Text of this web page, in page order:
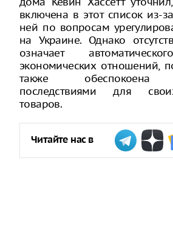
включена в этот список из-
ней по вопросам
на Украине. Однако
означает
экономических отношений,
также обеспокоена
последствиями для
товаров.
Читайте нас в